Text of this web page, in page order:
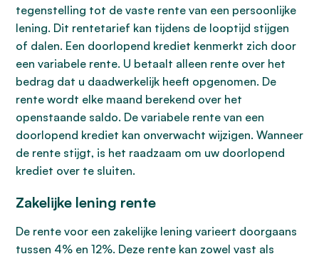
tegenstelling tot de vaste rente van een persoonlijke
lening. Dit rentetarief kan tijdens de looptijd stijgen
of dalen. Een doorlopend krediet kenmerkt zich door
een variabele rente. U betaalt alleen rente over het
bedrag dat u daadwerkelijk heeft opgenomen. De
rente wordt elke maand berekend over het
openstaande saldo. De variabele rente van een
doorlopend krediet kan onverwacht wijzigen. Wanneer
de rente stijgt, is het raadzaam om uw doorlopend
krediet over te sluiten.
Zakelijke lening rente
De rente voor een zakelijke lening varieert doorgaans
tussen 4% en 12%. Deze rente kan zowel vast als